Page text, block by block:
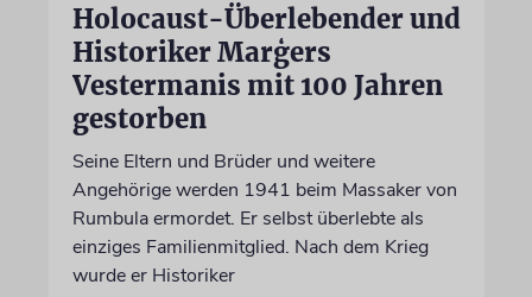
Holocaust-Überlebender und
Historiker Marģers
Vestermanis mit 100 Jahren
gestorben
Seine Eltern und Brüder und weitere
Angehörige werden 1941 beim Massaker von
Rumbula ermordet. Er selbst überlebte als
einziges Familienmitglied. Nach dem Krieg
wurde er Historiker